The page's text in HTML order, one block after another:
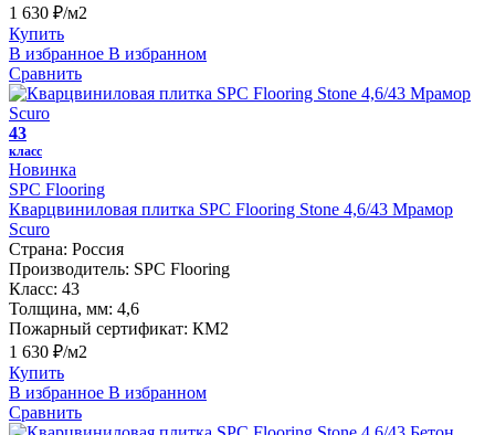
1 630 ₽/м2
Купить
В избранное В избранном
Сравнить
43
класс
Новинка
SPC Flooring
Кварцвиниловая плитка SPC Flooring Stone 4,6/43 Мрамор
Scuro
Страна: Россия
Производитель: SPC Flooring
Класс: 43
Толщина, мм: 4,6
Пожарный сертификат: КМ2
1 630 ₽/м2
Купить
В избранное В избранном
Сравнить